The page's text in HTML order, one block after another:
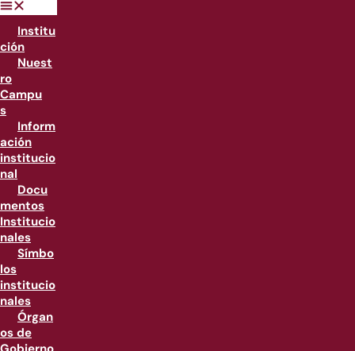
Institu
ción
Nuest
ro
Campu
s
Inform
ación
institucio
nal
Docu
mentos
Institucio
nales
Símbo
los
institucio
nales
Órgan
os de